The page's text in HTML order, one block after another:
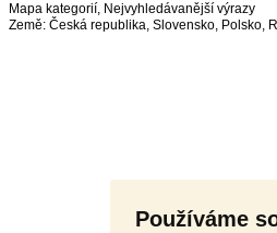
Používáme
Mapa kategorií, Nejvyhledávanější výrazy
Země: Česká republika, Slovensko, Polsko,